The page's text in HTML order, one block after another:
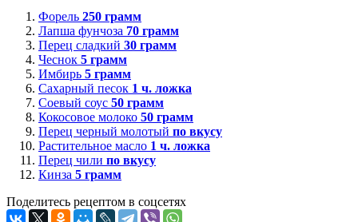
Форель 250 грамм
Лапша фунчоза 70 грамм
Перец сладкий 30 грамм
Чеснок 5 грамм
Имбирь 5 грамм
Сахарный песок 1 ч. ложка
Соевый соус 50 грамм
Кокосовое молоко 50 грамм
Перец черный молотый по вкусу
Растительное масло 1 ч. ложка
Перец чили по вкусу
Кинза 5 грамм
Поделитесь рецептом в соцсетях